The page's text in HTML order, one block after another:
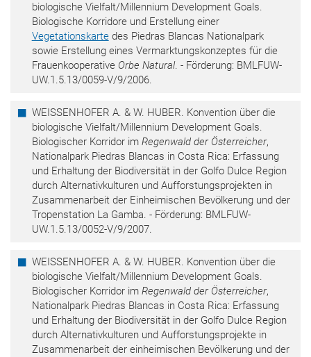
biologische Vielfalt/Millennium Development Goals.
Biologische Korridore und Erstellung einer
Vegetationskartedes Piedras Blancas Nationalpark
sowie Erstellung eines Vermarktungskonzeptes für die
Frauenkooperative Orbe Natural. - Förderung: BMLFUW-
UW.1.5.13/0059-V/9/2006.
WEISSENHOFER A. & W. HUBER. Konvention über die
biologische Vielfalt/Millennium Development Goals.
Biologischer Korridor im Regenwald der Österreicher,
Nationalpark Piedras Blancas in Costa Rica: Erfassung
und Erhaltung der Biodiversität in der Golfo Dulce Region
durch Alternativkulturen und Aufforstungsprojekten in
Zusammenarbeit der Einheimischen Bevölkerung und der
Tropenstation La Gamba. - Förderung: BMLFUW-
UW.1.5.13/0052-V/9/2007.
WEISSENHOFER A. & W. HUBER. Konvention über die
biologische Vielfalt/Millennium Development Goals.
Biologischer Korridor im Regenwald der Österreicher,
Nationalpark Piedras Blancas in Costa Rica: Erfassung
und Erhaltung der Biodiversität in der Golfo Dulce Region
durch Alternativkulturen und Aufforstungsprojekte in
Zusammenarbeit der einheimischen Bevölkerung und der